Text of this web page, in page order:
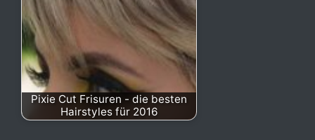
Pixie Cut Frisuren - die besten
Hairstyles für 2016